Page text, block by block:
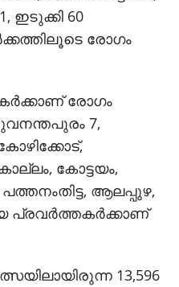
ഇടുക്കി 60
രോഗം
രോഗം
7,
കോട്ടയം,
ആലപ്പുഴ,
പ്രവര്‍ത്തകര്‍ക്കാണ്
13,596